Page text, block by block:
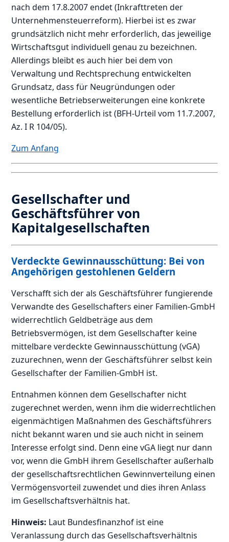
nach dem 17.8.2007 endet (Inkrafttreten der
Unternehmensteuerreform). Hierbei ist es zwar
grundsätzlich nicht mehr erforderlich, das jeweilige
Wirtschaftsgut individuell genau zu bezeichnen.
Allerdings bleibt es auch hier bei dem von
Verwaltung und Rechtsprechung entwickelten
Grundsatz, dass für Neugründungen oder
wesentliche Betriebserweiterungen eine konkrete
Bestellung erforderlich ist (BFH-Urteil vom 11.7.2007,
Az. I R 104/05).
Zum Anfang
Gesellschafter und
Geschäftsführer von
Kapitalgesellschaften
Verdeckte Gewinnausschüttung: Bei von
Angehörigen gestohlenen Geldern
Verschafft sich der als Geschäftsführer fungierende
Verwandte des Gesellschafters einer Familien-GmbH
widerrechtlich Geldbeträge aus dem
Betriebsvermögen, ist dem Gesellschafter keine
mittelbare verdeckte Gewinnausschüttung (vGA)
zuzurechnen, wenn der Geschäftsführer selbst kein
Gesellschafter der Familien-GmbH ist.
Entnahmen können dem Gesellschafter nicht
zugerechnet werden, wenn ihm die widerrechtlichen
eigenmächtigen Maßnahmen des Geschäftsführers
nicht bekannt waren und sie auch nicht in seinem
Interesse erfolgt sind. Denn eine vGA liegt nur dann
vor, wenn die GmbH ihrem Gesellschafter außerhalb
der gesellschaftsrechtlichen Gewinnverteilung einen
Vermögensvorteil zuwendet und dies ihren Anlass
im Gesellschaftsverhältnis hat.
Hinweis: Laut Bundesfinanzhof ist eine
Veranlassung durch das Gesellschaftsverhältnis